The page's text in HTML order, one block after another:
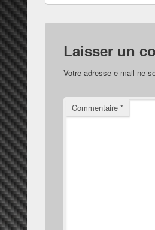
Laisser un
Votre adresse e-mail ne
Commentaire *